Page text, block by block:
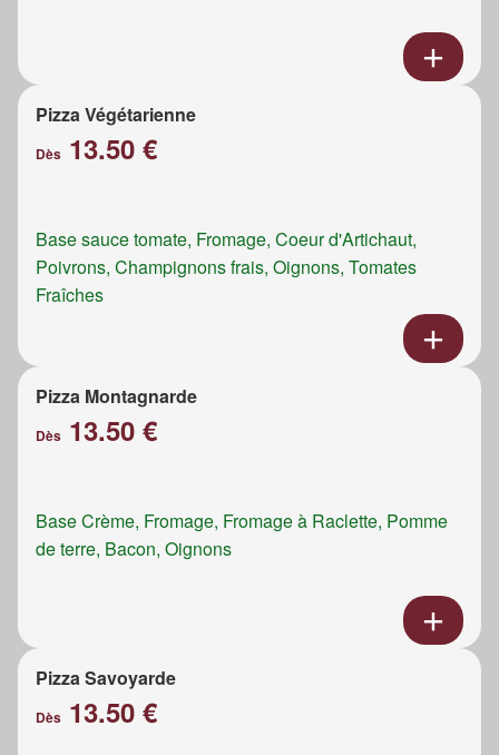
Pizza Végétarienne
Dès 13.50 €
Base sauce tomate, Fromage, Coeur d'Artichaut,
Poivrons, Champignons frais, Oignons, Tomates
Fraîches
Pizza Montagnarde
Dès 13.50 €
Base Crème, Fromage, Fromage à Raclette, Pomme
de terre, Bacon, Oignons
Pizza Savoyarde
Dès 13.50 €